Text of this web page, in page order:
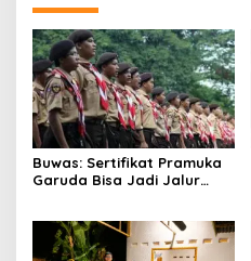
Buwas: Sertifikat Pramuka
Garuda Bisa Jadi Jalur